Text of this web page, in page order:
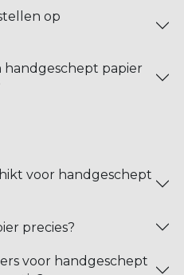
op
handgeschept papier
voor handgeschept
precies?
voor handgeschept